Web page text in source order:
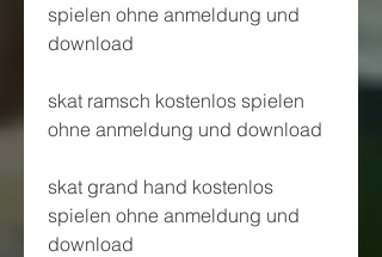
spielen ohne anmeldung und
download
skat ramsch kostenlos spielen
ohne anmeldung und download
skat grand hand kostenlos
spielen ohne anmeldung und
download